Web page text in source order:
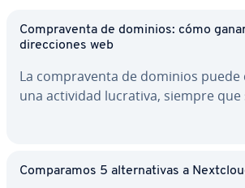
Co­m­pra­ve­n­ta de dominios: cómo
di­re­c­cio­nes web
La co­m­pra­ve­n­ta de dominios
una actividad lucrativa, siempre que
Co­m­pa­ra­mos 5 al­te­r­na­ti­vas a